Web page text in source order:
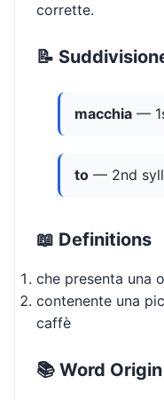
corrette.
📝
macchia —
to — 2nd
📖 Definitions
che presenta una
contenente una
caffè
📚 Word